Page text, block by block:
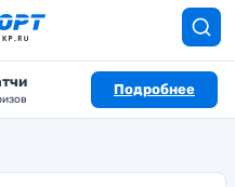
Подробнее